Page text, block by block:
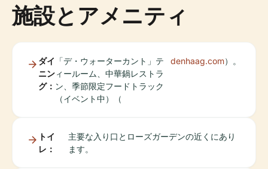
施設とアメニティ
ダイ
ニン
グ：
「デ・ウォーターカント」テ
ィールーム、中華鍋レストラ
ン、季節限定フードトラック
（イベント中）（
denhaag.com）。
トイ
レ：
主要な入り口とローズガーデンの近くにあり
ます。